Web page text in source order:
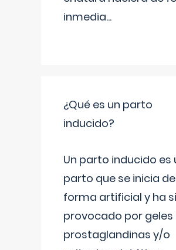
inmedia...
¿Qué es un parto
inducido?
Un parto inducido es
parto que se inicia de
forma artificial y ha
provocado por geles
prostaglandinas y/o